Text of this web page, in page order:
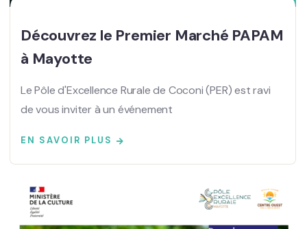
Découvrez le Premier Marché PAPAM
à Mayotte
Le Pôle d'Excellence Rurale de Coconi (PER) est ravi
de vous inviter à un événement
EN SAVOIR PLUS